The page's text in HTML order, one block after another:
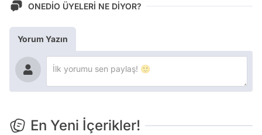
ONEDİO ÜYELERİ NE DİYOR?
Yorum Yazın
En Yeni İçerikler!